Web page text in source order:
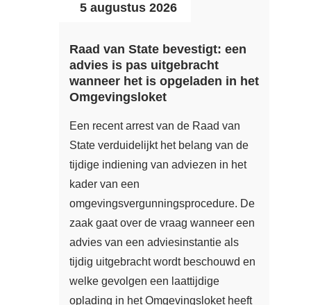
5 augustus 2026
Raad van State bevestigt: een
advies is pas uitgebracht
wanneer het is opgeladen in het
Omgevingsloket
Een recent arrest van de Raad van
State verduidelijkt het belang van de
tijdige indiening van adviezen in het
kader van een
omgevingsvergunningsprocedure. De
zaak gaat over de vraag wanneer een
advies van een adviesinstantie als
tijdig uitgebracht wordt beschouwd en
welke gevolgen een laattijdige
oplading in het Omgevingsloket heeft